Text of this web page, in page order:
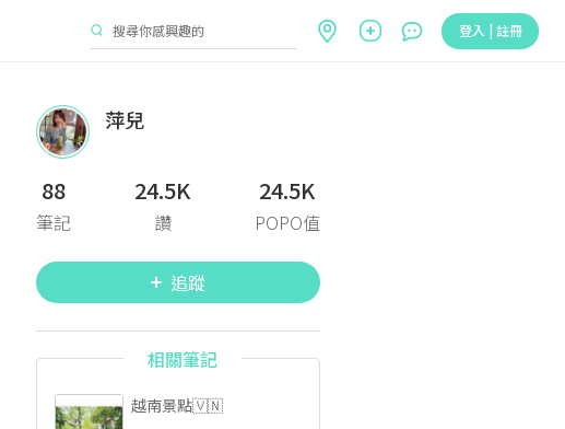
登入 | 註冊
萍兒
88
筆記
24.5K
讚
24.5K
POPO值
追蹤
相關筆記
越南景點🇻🇳